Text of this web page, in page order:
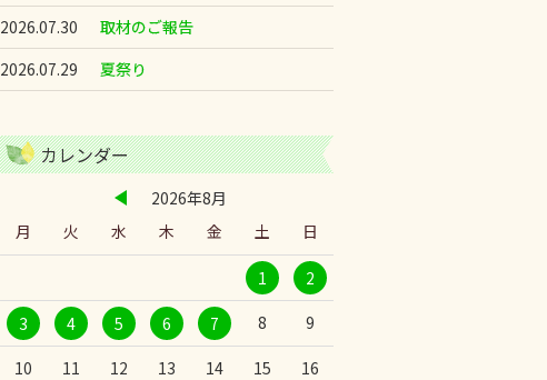
2026.07.30
取材のご報告
2026.07.29
夏祭り
カレンダー
2026年8月
月
火 水 木 金 土 日
1 2
3 4 5 6 7 8 9
10 11 12 13 14 15 16